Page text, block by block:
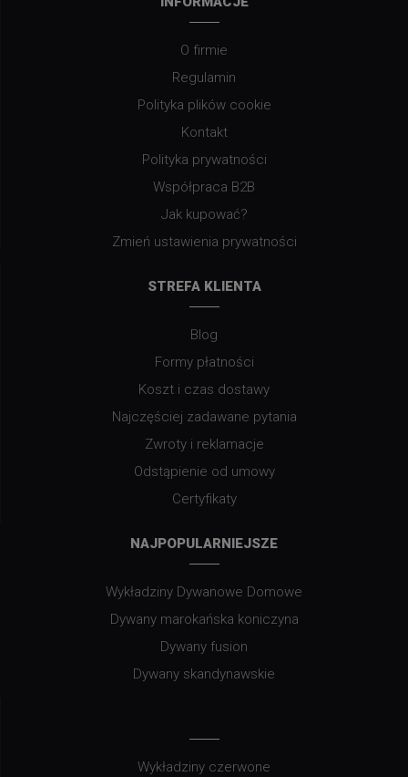
O firmie
Regulamin
Polityka plików cookie
Kontakt
Polityka prywatności
Współpraca B2B
Jak kupować?
Zmień ustawienia prywatności
STREFA KLIENTA
Blog
Formy płatności
Koszt i czas dostawy
Najczęściej zadawane pytania
Zwroty i reklamacje
Odstąpienie od umowy
Certyfikaty
NAJPOPULARNIEJSZE
Wykładziny Dywanowe Domowe
Dywany marokańska koniczyna
Dywany fusion
Dywany skandynawskie
Wykładziny czerwone